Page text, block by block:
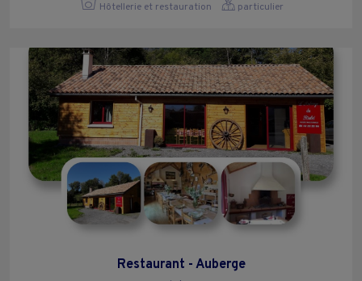
Hôtellerie et restauration particulier
Restaurant - Auberge